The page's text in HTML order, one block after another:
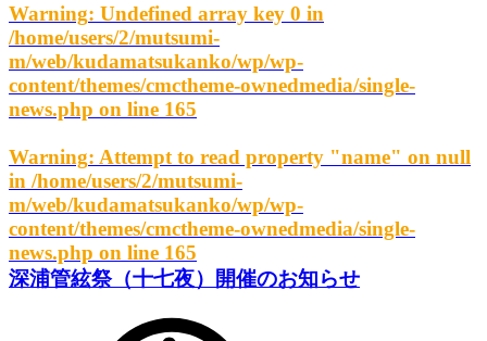
Warning: Undefined array key 0 in
/home/users/2/mutsumi-
m/web/kudamatsukanko/wp/wp-
content/themes/cmctheme-ownedmedia/single-
news.php on line 165
Warning: Attempt to read property "name" on null
in /home/users/2/mutsumi-
m/web/kudamatsukanko/wp/wp-
content/themes/cmctheme-ownedmedia/single-
news.php on line 165
深浦管絃祭（十七夜）開催のお知らせ